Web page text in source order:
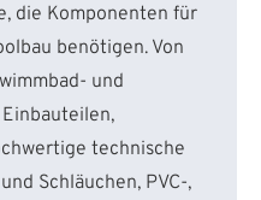
die Komponenten für
benötigen. Von
und
technische
Schläuchen, PVC-,